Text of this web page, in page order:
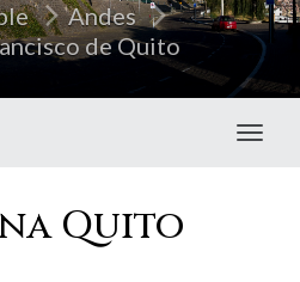
Andes
de Quito
Quito